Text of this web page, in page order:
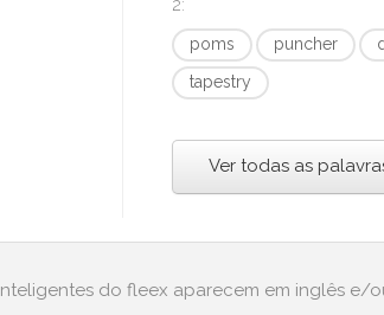
2:
poms puncher
tapestry
Ver todas as
do fleex aparecem em inglês e/